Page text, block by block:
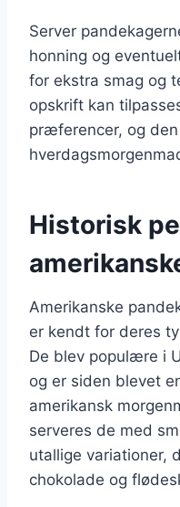
Server
honning og
for ekstra smag og
opskrift kan
præferencer, og
Historisk
Amerikanske
er kendt for deres
De blev populære i
og er siden blevet
amerikansk
serveres de med
utallige variationer,
chokolade og